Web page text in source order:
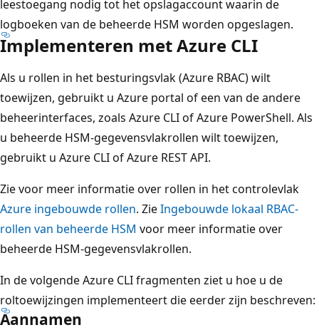
leestoegang nodig tot het opslagaccount waarin de
logboeken van de beheerde HSM worden opgeslagen.
Implementeren met Azure CLI
Als u rollen in het besturingsvlak (Azure RBAC) wilt
toewijzen, gebruikt u Azure portal of een van de andere
beheerinterfaces, zoals Azure CLI of Azure PowerShell. Als
u beheerde HSM-gegevensvlakrollen wilt toewijzen,
gebruikt u Azure CLI of Azure REST API.
Zie voor meer informatie over rollen in het controlevlak
Azure ingebouwde rollen. ZieIngebouwde lokaal RBAC-
rollen van beheerde HSM voor meer informatie over
beheerde HSM-gegevensvlakrollen.
In de volgende Azure CLI fragmenten ziet u hoe u de
roltoewijzingen implementeert die eerder zijn beschreven:
Aannamen